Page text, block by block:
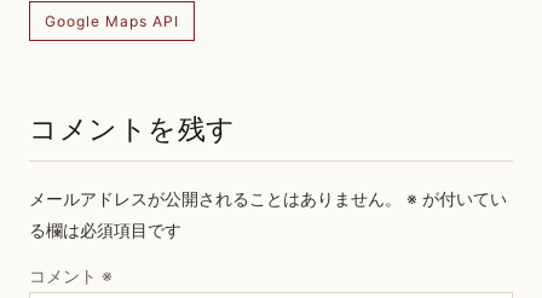
Google Maps API
コメントを残す
メールアドレスが公開されることはありません。 ※ が付いてい
る欄は必須項目です
コメント ※